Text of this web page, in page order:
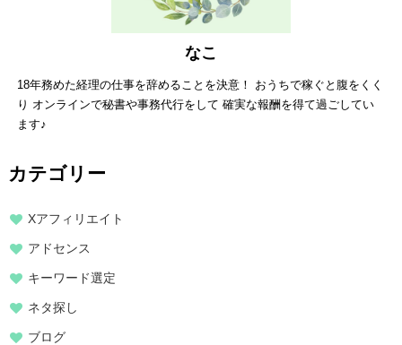
なこ
18年務めた経理の仕事を辞めることを決意！ おうちで稼ぐと腹をくく
り オンラインで秘書や事務代行をして 確実な報酬を得て過ごしてい
ます♪
カテゴリー
Xアフィリエイト
アドセンス
キーワード選定
ネタ探し
ブログ